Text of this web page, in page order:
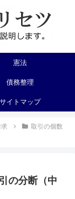
憲法
債務整理
サイトマップ
取引の個数
の分断（中